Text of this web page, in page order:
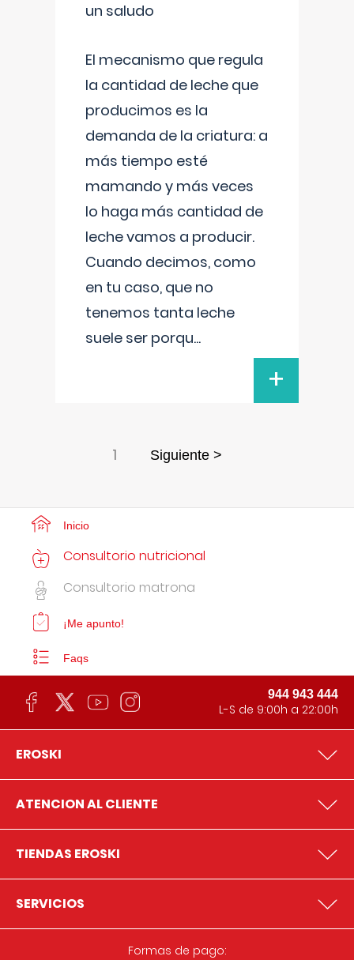
un saludo
El mecanismo que regula
la cantidad de leche que
producimos es la
demanda de la criatura: a
más tiempo esté
mamando y más veces
lo haga más cantidad de
leche vamos a producir.
Cuando decimos, como
en tu caso, que no
tenemos tanta leche
suele ser porqu...
+
1 Siguiente >
Inicio
Consultorio nutricional
Consultorio matrona
¡Me apunto!
Faqs
944 943 444
L-S de 9:00h a 22:00h
EROSKI
ATENCION AL CLIENTE
TIENDAS EROSKI
SERVICIOS
Formas de pago: